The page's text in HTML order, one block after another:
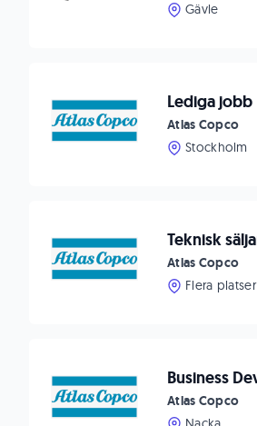
Gävle
Lediga jobb
Atlas Copco
Stockholm
Atlas Copco
Flera platser
Atlas Copco